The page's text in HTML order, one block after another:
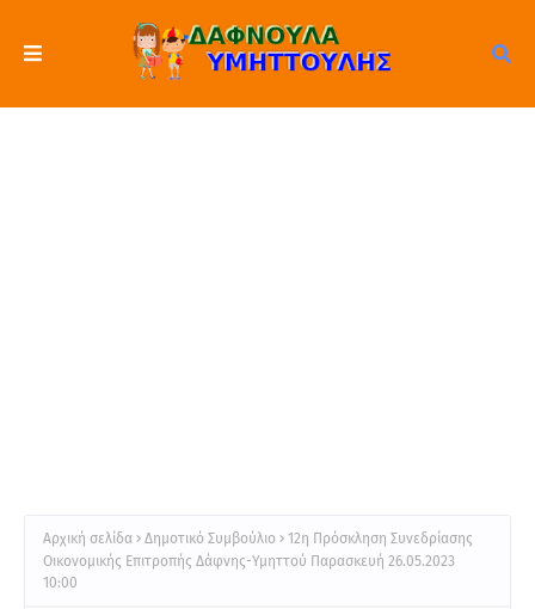
Αρχική σελίδα Δημοτικό Συμβούλιο
12η Πρόσκληση Συνεδρίασης
Οικονομικής Επιτροπής Δάφνης-Υμηττού Παρασκευή 26.05.2023
10:00